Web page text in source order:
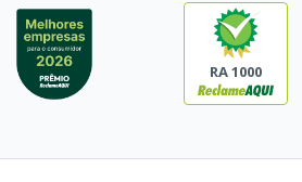
RA 1000